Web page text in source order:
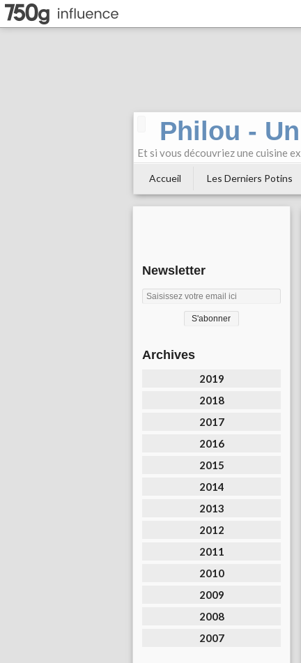
Philou -
Et si vous découvriez une cuisine
Accueil Les Derniers Potins
Newsletter
Archives
2019
2018
2017
2016
2015
2014
2013
2012
2011
2010
2009
2008
2007